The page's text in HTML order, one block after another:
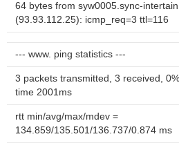
64 bytes from syw0005.sync-
(93.93.112.25): icmp_req=3 ttl=116
--- www. ping statistics ---
3 packets transmitted, 3 received,
time 2001ms
rtt min/avg/max/mdev =
134.859/135.501/136.737/0.874 ms